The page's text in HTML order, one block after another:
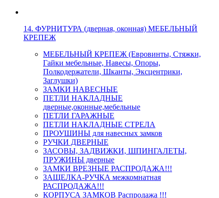
14. ФУРНИТУРА (дверная, оконная) МЕБЕЛЬНЫЙ
КРЕПЕЖ
МЕБЕЛЬНЫЙ КРЕПЕЖ (Евровинты, Стяжки,
Гайки мебельные, Навесы, Опоры,
Полкодержатели, Шканты, Эксцентрики,
Заглушки)
ЗАМКИ НАВЕСНЫЕ
ПЕТЛИ НАКЛАДНЫЕ
дверные,оконные,мебельные
ПЕТЛИ ГАРАЖНЫЕ
ПЕТЛИ НАКЛАДНЫЕ СТРЕЛА
ПРОУШИНЫ для навесных замков
РУЧКИ ДВЕРНЫЕ
ЗАСОВЫ, ЗАДВИЖКИ, ШПИНГАЛЕТЫ,
ПРУЖИНЫ дверные
ЗАМКИ ВРЕЗНЫЕ РАСПРОДАЖА!!!
ЗАЩЕЛКА-РУЧКА межкомнатная
РАСПРОДАЖА!!!
КОРПУСА ЗАМКОВ Распродажа !!!